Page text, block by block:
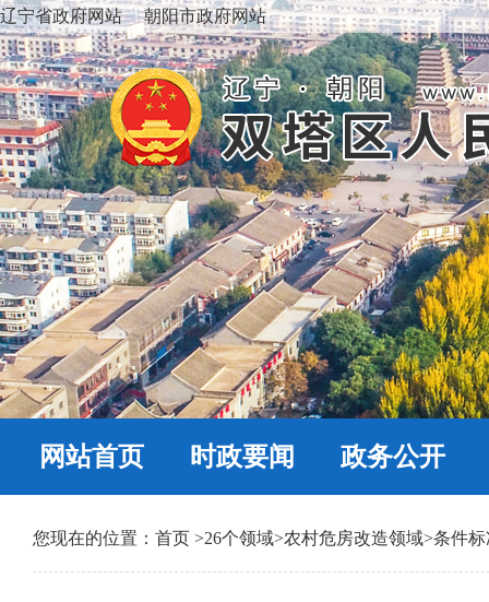
辽宁省政府网站 朝阳市政府网站
网站首页 时政要闻 政务公开
您现在的位置： 首页 >26个领域>农村危房改造领域>条件标